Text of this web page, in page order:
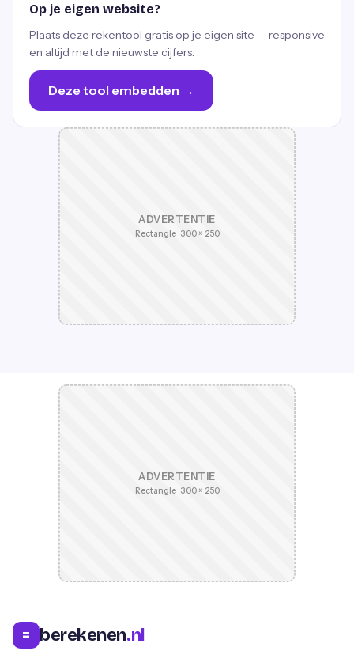
Op je eigen website?
Plaats deze rekentool gratis op je eigen site — responsive
en altijd met de nieuwste cijfers.
Deze tool embedden →
ADVERTENTIE
Rectangle · 300 × 250
ADVERTENTIE
Rectangle · 300 × 250
= berekenen.nl